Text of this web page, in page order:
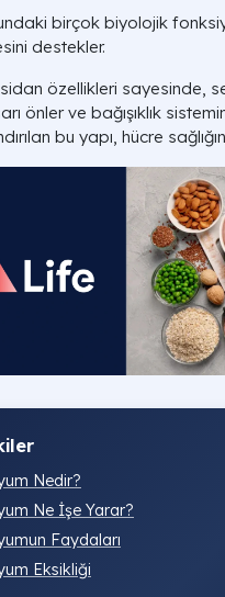
birçok biyolojik
destekler.
özellikleri sayesinde,
önler ve bağışıklık
bu yapı, hücre
Nedir?
Ne İşe Yarar?
Faydaları
Eksikliği